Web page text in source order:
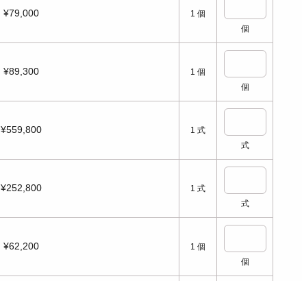
¥79,000 1 個
個
¥89,300 1 個
個
¥559,800 1 式
式
¥252,800 1 式
式
¥62,200 1 個
個